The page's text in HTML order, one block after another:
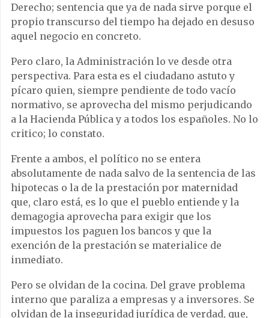
Derecho; sentencia que ya de nada sirve porque el
propio transcurso del tiempo ha dejado en desuso
aquel negocio en concreto.
Pero claro, la Administración lo ve desde otra
perspectiva. Para esta es el ciudadano astuto y
pícaro quien, siempre pendiente de todo vacío
normativo, se aprovecha del mismo perjudicando
a la Hacienda Pública y a todos los españoles. No lo
critico; lo constato.
Frente a ambos, el político no se entera
absolutamente de nada salvo de la sentencia de las
hipotecas o la de la prestación por maternidad
que, claro está, es lo que el pueblo entiende y la
demagogia aprovecha para exigir que los
impuestos los paguen los bancos y que la
exención de la prestación se materialice de
inmediato.
Pero se olvidan de la cocina. Del grave problema
interno que paraliza a empresas y a inversores. Se
olvidan de la inseguridad jurídica de verdad, que,